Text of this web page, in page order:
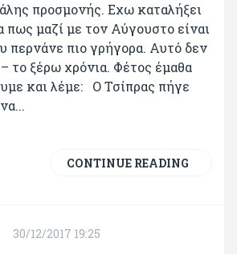
προσμονής. Εχω καταλήξει
πως μαζί με τον Αύγουστο είναι
περνάνε πιο γρήγορα. Αυτό δεν
το ξέρω χρόνια. Φέτος έμαθα
και λέμε: Ο Τσίπρας πήγε
CONTINUE READING
30/12/2017 19:25